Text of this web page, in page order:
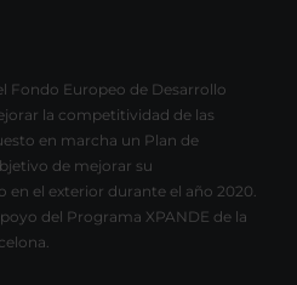
Fondo Europeo de Desarrollo
la competitividad de las
en marcha un Plan de
de mejorar su
el exterior durante el año 2020.
del Programa XPANDE de la